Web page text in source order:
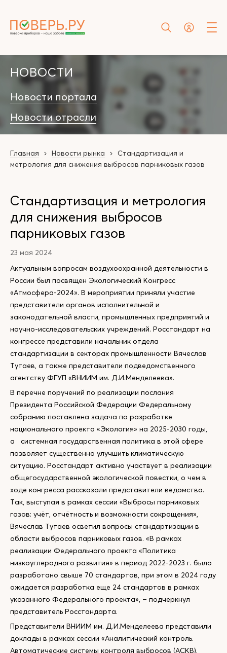
НОВОСТИ
Новости портала
Новости отрасли
Главная Новости рынка
Стандартизация и
метрология для снижения выбросов парниковых газов
Стандартизация и метрология
для снижения выбросов
парниковых газов
23 мая 2024
Актуальным вопросам воздухоохранной деятельности в
России был посвящен Экологический Конгресс
«Атмосфера-2024». В мероприятии приняли участие
представители органов исполнительной и
законодательной власти, промышленных предприятий и
научно-исследовательских учреждений. Росстандарт на
конгрессе представили начальник отдела
стандартизации в секторах промышленности Вячеслав
Тутаев, а также представители подведомственного
агентству ФГУП «ВНИИМ им. Д.И.Менделеева».
В перечне поручений по реализации послания
Президента Российской Федерации Федеральному
собранию поставлена задача по разработке
национального проекта «Экология» на 2025-2030 годы,
а системная государственная политика в этой сфере
позволяет существенно улучшить климатическую
ситуацию. Росстандарт активно участвует в реализации
общегосударственной экологической повестки, о чем в
ходе конгресса рассказали представители ведомства.
Так, выступая в рамках сессии «Выбросы парниковых
газов: учёт, отчётность и возможности сокращения»,
Вячеслав Тутаев осветил вопросы стандартизации в
области выбросов парниковых газов. «В рамках
реализации Федерального проекта «Политика
низкоуглеродного развития» в период 2022-2023 г. было
разработано свыше 70 стандартов, при этом в 2024 году
ожидается разработка еще 24 стандартов в рамках
указанного Федерального проекта», – подчеркнул
представитель Росстандарта.
Представители ВНИИМ им. Д.И.Менделеева представили
доклады в рамках сессии «Аналитический контроль.
Автоматические системы контроля выбросов (АСКВ).